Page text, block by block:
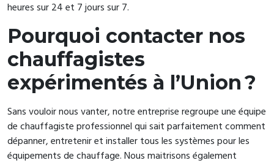
heures sur 24 et 7 jours sur 7.
Pourquoi contacter nos
chauffagistes
expérimentés à l’Union ?
Sans vouloir nous vanter, notre entreprise regroupe une équipe
de chauffagiste professionnel qui sait parfaitement comment
dépanner, entretenir et installer tous les systèmes pour les
équipements de chauffage. Nous maitrisons également